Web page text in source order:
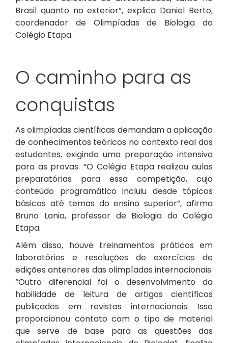
Brasil quanto no exterior”, explica Daniel Berto,
coordenador de Olimpíadas de Biologia do
Colégio Etapa.
O caminho para as
conquistas
As olimpíadas científicas demandam a aplicação
de conhecimentos teóricos no contexto real dos
estudantes, exigindo uma preparação intensiva
para as provas. “O Colégio Etapa realizou aulas
preparatórias para essa competição, cujo
conteúdo programático incluiu desde tópicos
básicos até temas do ensino superior”, afirma
Bruno Lania, professor de Biologia do Colégio
Etapa.
Além disso, houve treinamentos práticos em
laboratórios e resoluções de exercícios de
edições anteriores das olimpíadas internacionais.
“Outro diferencial foi o desenvolvimento da
habilidade de leitura de artigos científicos
publicados em revistas internacionais. Isso
proporcionou contato com o tipo de material
que serve de base para as questões das